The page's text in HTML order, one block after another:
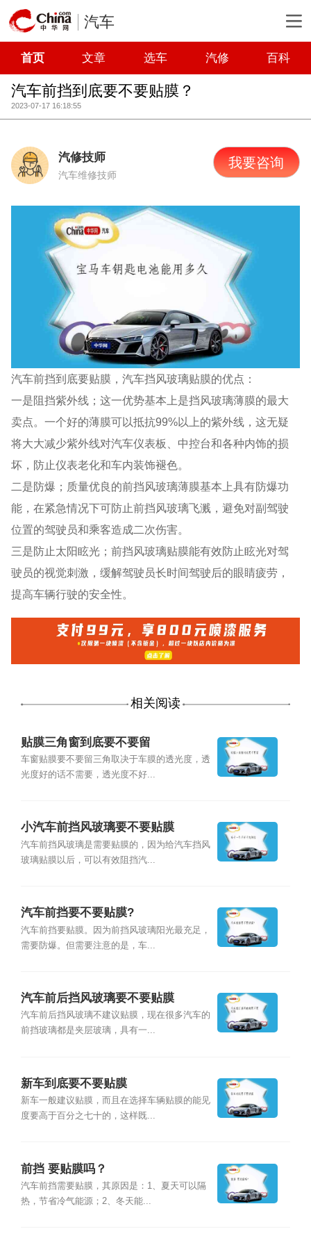
汽车
首页 文章 选车 汽修 百科
汽车前挡到底要不要贴膜？
2023-07-17 16:18:55
汽修技师
汽车维修技师
我要咨询
汽车前挡到底要贴膜，汽车挡风玻璃贴膜的优点：
一是阻挡紫外线；这一优势基本上是挡风玻璃薄膜的最大
卖点。一个好的薄膜可以抵抗99%以上的紫外线，这无疑
将大大减少紫外线对汽车仪表板、中控台和各种内饰的损
坏，防止仪表老化和车内装饰褪色。
二是防爆；质量优良的前挡风玻璃薄膜基本上具有防爆功
能，在紧急情况下可防止前挡风玻璃飞溅，避免对副驾驶
位置的驾驶员和乘客造成二次伤害。
三是防止太阳眩光；前挡风玻璃贴膜能有效防止眩光对驾
驶员的视觉刺激，缓解驾驶员长时间驾驶后的眼睛疲劳，
提高车辆行驶的安全性。
相关阅读
贴膜三角窗到底要不要留
车窗贴膜要不要留三角取决于车膜的透光度，透
光度好的话不需要，透光度不好...
小汽车前挡风玻璃要不要贴膜
汽车前挡风玻璃是需要贴膜的，因为给汽车挡风
玻璃贴膜以后，可以有效阻挡汽...
汽车前挡要不要贴膜?
汽车前挡要贴膜。因为前挡风玻璃阳光最充足，
需要防爆。但需要注意的是，车...
汽车前后挡风玻璃要不要贴膜
汽车前后挡风玻璃不建议贴膜，现在很多汽车的
前挡玻璃都是夹层玻璃，具有一...
新车到底要不要贴膜
新车一般建议贴膜，而且在选择车辆贴膜的能见
度要高于百分之七十的，这样既...
前挡 要贴膜吗？
汽车前挡需要贴膜，其原因是：1、夏天可以隔
热，节省冷气能源；2、冬天能...